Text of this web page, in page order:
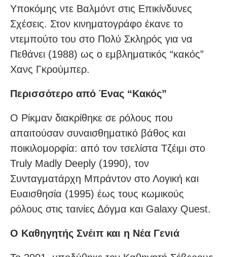
Υποκόμης ντε Βαλμόντ στις Επικίνδυνες
Σχέσεις. Στον κινηματογράφο έκανε το
ντεμπούτο του στο Πολύ Σκληρός για να
Πεθάνει (1988) ως ο εμβληματικός “κακός”
Χανς Γκρούμπερ.
Περισσότερο από Ένας “Κακός”
Ο Ρίκμαν διακρίθηκε σε ρόλους που
απαιτούσαν συναισθηματικό βάθος και
ποικιλομορφία: από τον τσελίστα Τζέιμι στο
Truly Madly Deeply (1990), τον
Συνταγματάρχη Μπράντον στο Λογική και
Ευαισθησία (1995) έως τους κωμικούς
ρόλους στις ταινίες Δόγμα και Galaxy Quest.
Ο Καθηγητής Σνέιπ και η Νέα Γενιά